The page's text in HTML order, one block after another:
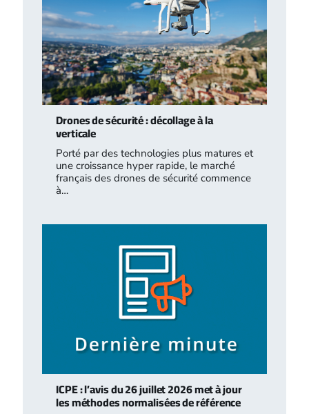
Drones de sécurité : décollage à la
verticale
Porté par des technologies plus matures et
une croissance hyper rapide, le marché
français des drones de sécurité commence
à…
ICPE : l’avis du 26 juillet 2026 met à jour
les méthodes normalisées de référence